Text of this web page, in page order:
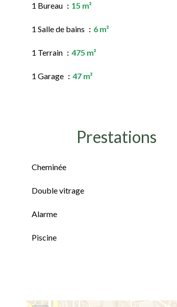
1 Bureau 15 m²
1 Salle de bains 6 m²
1 Terrain 475 m²
1 Garage 47 m²
Prestations
Cheminée
Double vitrage
Alarme
Piscine